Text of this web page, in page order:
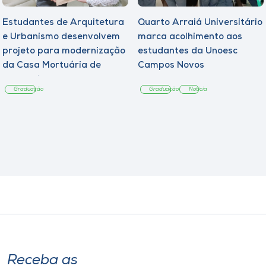
Estudantes de Arquitetura
e Urbanismo desenvolvem
projeto para modernização
da Casa Mortuária de
Graduação
Quarto Arraiá Universitário
marca acolhimento aos
estudantes da Unoesc
Campos Novos
Graduação Notícia
Receba as